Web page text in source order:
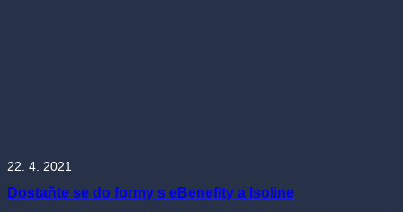
22. 4. 2021
Dostaňte se do formy s eBenefity a Isoline